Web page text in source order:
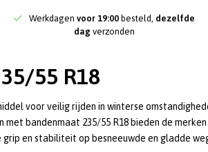
Werkdagen voor 19:00 besteld, dezelfde
dag verzonden
55 R18
voor veilig rijden in winterse
bandenmaat 235/55 R18 bieden de
en stabiliteit op besneeuwde en gladde